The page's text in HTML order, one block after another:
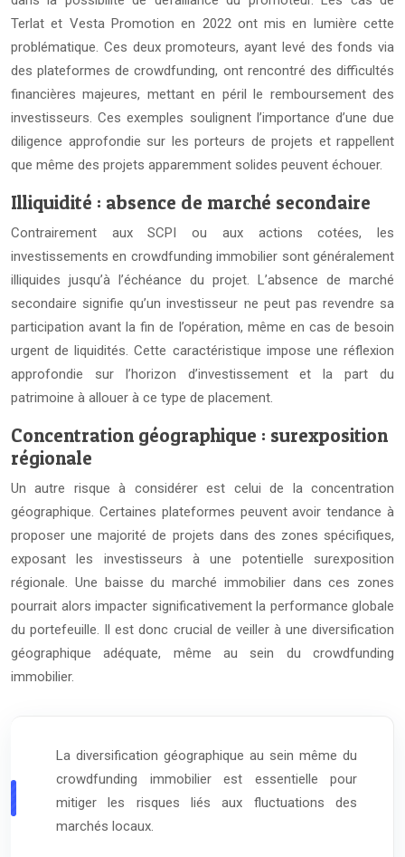
Terlat et Vesta Promotion en 2022 ont mis en lumière cette
problématique. Ces deux promoteurs, ayant levé des fonds via
des plateformes de crowdfunding, ont rencontré des difficultés
financières majeures, mettant en péril le remboursement des
investisseurs. Ces exemples soulignent l’importance d’une due
diligence approfondie sur les porteurs de projets et rappellent
que même des projets apparemment solides peuvent échouer.
Illiquidité : absence de marché secondaire
Contrairement aux SCPI ou aux actions cotées, les
investissements en crowdfunding immobilier sont généralement
illiquides jusqu’à l’échéance du projet. L’absence de marché
secondaire signifie qu’un investisseur ne peut pas revendre sa
participation avant la fin de l’opération, même en cas de besoin
urgent de liquidités. Cette caractéristique impose une réflexion
approfondie sur l’horizon d’investissement et la part du
patrimoine à allouer à ce type de placement.
Concentration géographique : surexposition
régionale
Un autre risque à considérer est celui de la concentration
géographique. Certaines plateformes peuvent avoir tendance à
proposer une majorité de projets dans des zones spécifiques,
exposant les investisseurs à une potentielle surexposition
régionale. Une baisse du marché immobilier dans ces zones
pourrait alors impacter significativement la performance globale
du portefeuille. Il est donc crucial de veiller à une diversification
géographique adéquate, même au sein du crowdfunding
immobilier.
La diversification géographique au sein même du
crowdfunding immobilier est essentielle pour
mitiger les risques liés aux fluctuations des
marchés locaux.